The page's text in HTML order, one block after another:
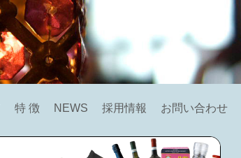
特 徴 NEWS 採用情報 お問い合わせ